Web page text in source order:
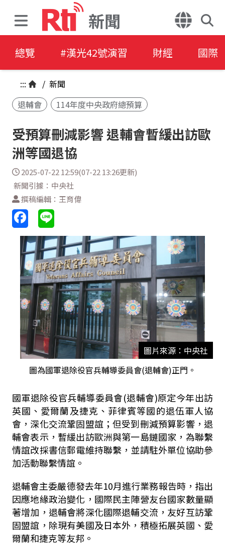
新聞
總覽 #漢光42號演習 財經 國際
::: / 新聞
退輔會
114年度中央政府總預算
受預算刪減影響 退輔會暫緩出訪歐
洲等國退協
2025-07-22 12:59(07-22 13:26更新)
新聞引據：中央社
撰稿編輯：王育偉
圖片來源：中央社
圖為國軍退除役官兵輔導委員會(退輔會)正門。
國軍退除役官兵輔導委員會(退輔會)原定今年出訪
英國、愛爾蘭及捷克、菲律賓等國的退伍軍人協
會，深化交流鞏固盟誼；但受到刪減預算影響，退
輔會表示，暫緩出訪歐洲與第一島鏈國家，為聯繫
情誼改採書信郵電維持聯繫，並請駐外單位協助參
加活動聯繫情誼。
退輔會主委嚴德發去年10月進行業務報告時，指出
因應地緣政治變化，國際民主陣營友台國家數量顯
著增加，退輔會將深化國際退輔交流，友好互訪鞏
固盟誼，除現有美國及日本外，積極拓展英國、愛
爾蘭和捷克等友邦。